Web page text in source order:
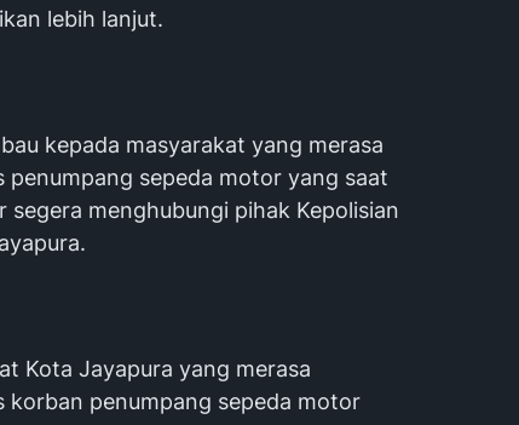
lebih lanjut.
kepada masyarakat yang merasa
sepeda motor yang saat
menghubungi pihak Kepolisian
Kota Jayapura yang merasa
korban penumpang sepeda motor